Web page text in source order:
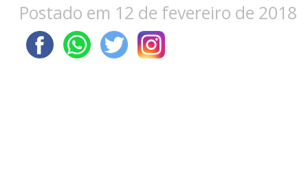
Postado em 12 de fevereiro de 2018